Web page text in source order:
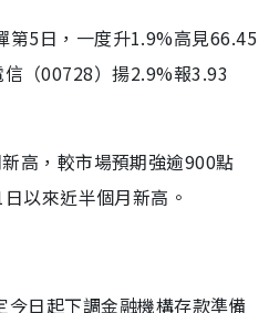
第5日，一度升1.9%高見66.45
（00728）揚2.9%報3.93
高，較市場預期強逾900點
以來近半個月新高。
日起下調金融機構存款準備